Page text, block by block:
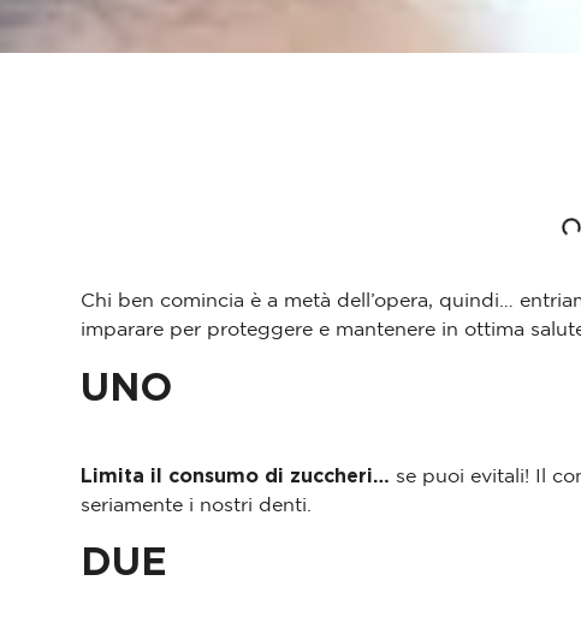
Chi ben comincia è a metà dell’opera, quindi…
imparare per proteggere e mantenere in ottima
UNO
Limita il consumo di zuccheri… se puoi evitali! Il
seriamente i nostri denti.
DUE